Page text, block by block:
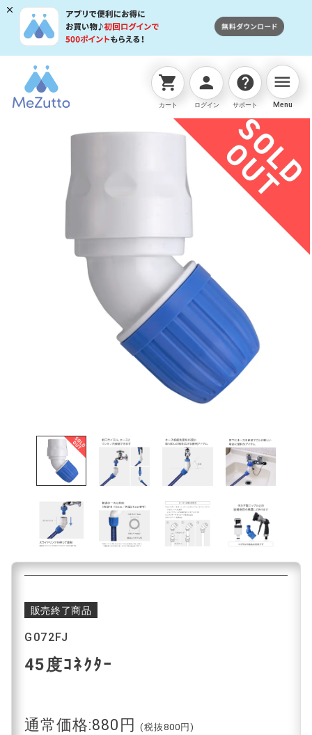
shopping_cart
カート
person
ログイン
help
サポート
menu
Menu
ネットストアTOP 販売終了商品 45度ｺﾈｸﾀｰ
販売終了商品
G072FJ
45度ｺﾈｸﾀｰ
通常価格:880円 (税抜800円)